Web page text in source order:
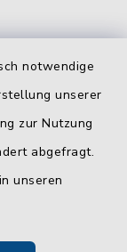
notwendige
unserer
zur Nutzung
abgefragt.
unseren